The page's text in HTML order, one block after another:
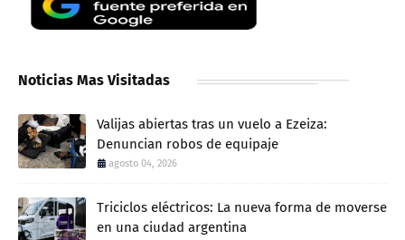
Noticias Mas Visitadas
Valijas abiertas tras un vuelo a Ezeiza:
Denuncian robos de equipaje
agosto 04, 2026
Triciclos eléctricos: La nueva forma de moverse
en una ciudad argentina